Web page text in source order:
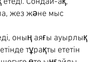
жез және мыс
оның аяғы ауырлық
тұрақты ететін